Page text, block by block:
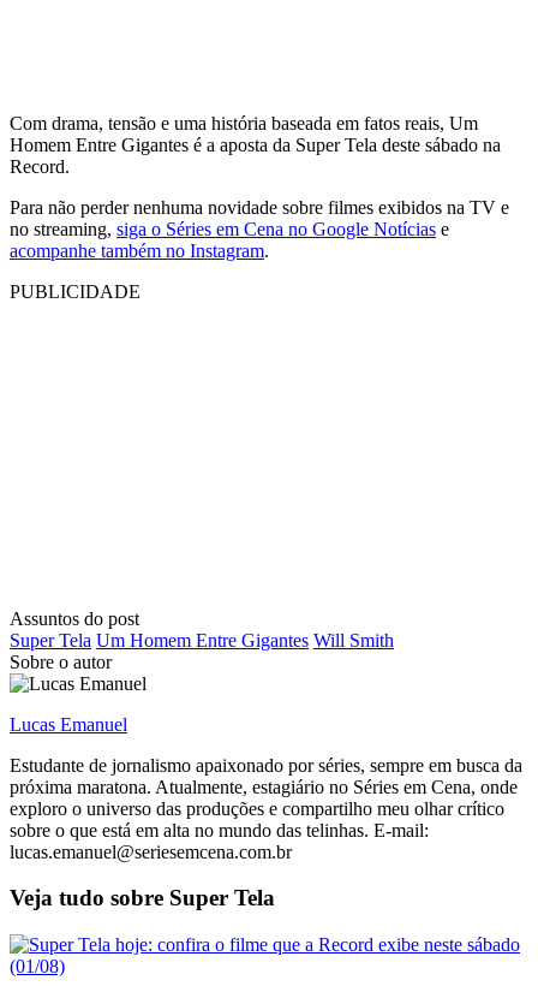
Com drama, tensão e uma história baseada em fatos reais, Um
Homem Entre Gigantes é a aposta da Super Tela deste sábado na
Record.
Para não perder nenhuma novidade sobre filmes exibidos na TV e
no streaming, siga o Séries em Cena no Google Notícias e
acompanhe também no Instagram.
PUBLICIDADE
Assuntos do post
Super Tela Um Homem Entre Gigantes Will Smith
Sobre o autor
Lucas Emanuel
Estudante de jornalismo apaixonado por séries, sempre em busca da
próxima maratona. Atualmente, estagiário no Séries em Cena, onde
exploro o universo das produções e compartilho meu olhar crítico
sobre o que está em alta no mundo das telinhas. E-mail:
lucas.emanuel@seriesemcena.com.br
Veja tudo sobre Super Tela